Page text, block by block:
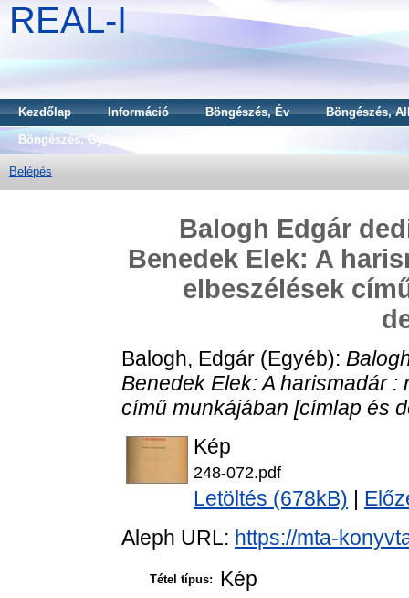
REAL-I
Kezdőlap Információ Böngészés, Év
Böngészés,
Böngészés, Gyűjtemény
Belépés
Balogh Edgár
Benedek Elek: A
elbeszélések
Balogh, Edgár (Egyéb):
Benedek Elek: A harismadár
című munkájában [címlap és
Kép
248-072.pdf
Letöltés (678kB)
Aleph URL: https://mta-
Tétel típus: Kép